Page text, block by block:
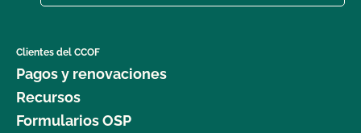
Clientes del CCOF
Pagos y renovaciones
Recursos
Formularios OSP